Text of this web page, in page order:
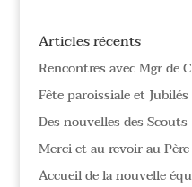
Articles récents
Rencontres avec Mgr de
Fête paroissiale et
Des nouvelles des Scouts
Merci et au revoir au
Accueil de la nouvelle